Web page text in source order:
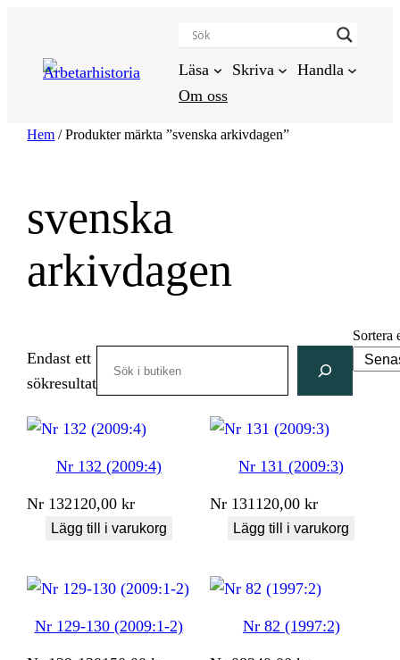
innehåll
Läsa Skriva
Handla
Om oss
Hem / Produkter märkta ”svenska arkivdagen”
svenska
arkivdagen
Endast ett
sökresultat
Sortera
Nr 132 (2009:4)
Nr 132120,00kr
Lägg till i varukorg
Nr 131 (2009:3)
Nr 131 120,00kr
Lägg till i varukorg
Nr 129-130 (2009:1-2) Nr 82 (1997:2)